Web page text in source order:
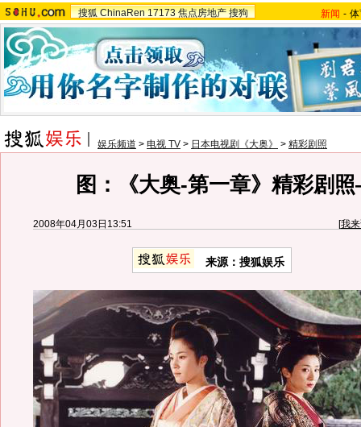
搜狐 ChinaRen 17173 焦点房地产 搜狗 新闻 -
娱乐频道 > 电视 TV > 日本电视剧《大奥》 > 精彩剧照
图：《大奥-第一章》精彩剧
2008年04月03日13:51 [我
来源：搜狐娱乐